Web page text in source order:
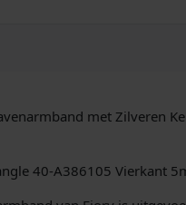
met Zilveren
40-A386105 Vierkant